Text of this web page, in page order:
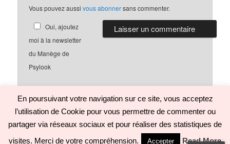
Vous pouvez aussivous abonnersans commenter.
Oui, ajoutez
moi à la newsletter
du Manège de
Psylook
Politique de confidentialité Fièrement propulsé par WordPress
En poursuivant votre navigation sur ce site, vous acceptez
l’utilisation de Cookie pour vous permettre de commenter ou
partager via réseaux sociaux et pour réaliser des statistiques de
visites. Merci de votre compréhension.
Accepter Read More